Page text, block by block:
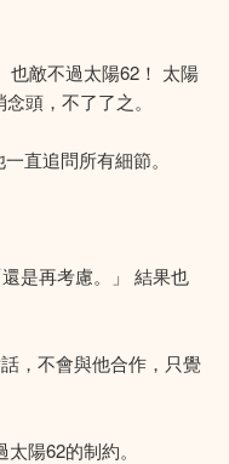
也敵不過太陽62！ 太陽
頭，不了了之。
直追問所有細節。
是再考慮。」 結果也
，不會與他合作，只覺
陽62的制約。